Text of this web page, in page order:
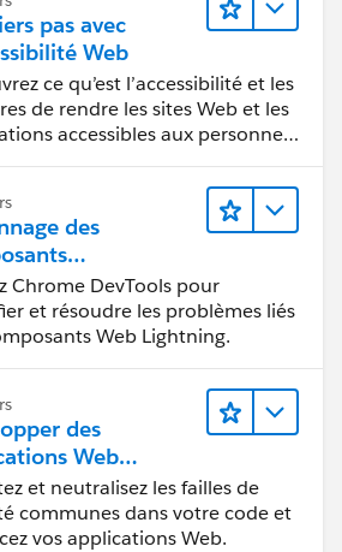
pas avec
Web
ce qu’est l’accessibilité et les
de rendre les sites Web et les
accessibles aux personnes
des
Chrome DevTools pour
et résoudre les problèmes liés
Web Lightning.
des
Web
et neutralisez les failles de
communes dans votre code et
vos applications Web.